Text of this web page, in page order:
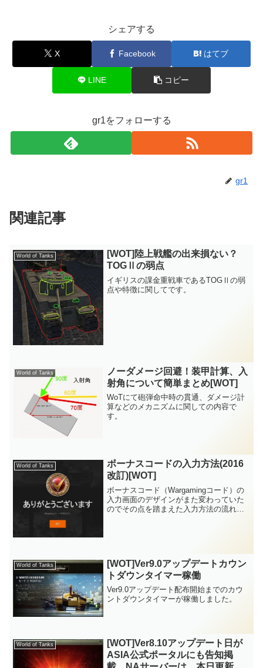
シェアする
X Facebook はてブ
LINE コピー
gr1をフォローする
gr1
関連記事
World of Tanks
[WOT]陸上戦艦の出来損ない？
TOGⅡの弱点
イギリスの課金重戦車であるTOGⅡの弱
点や特徴に関してです。
World of Tanks
ノーダメージ回避！装甲計算、入
射角について簡単まとめ[WOT]
WoTにて砲弾命中時の貫通、ダメージ計
算などのメカニズムに関しての内容で
す。
World of Tanks
ボーナスコードの入力方法(2016
改訂)[WOT]
ボーナスコード（Wargamingコード）の
入力画面のデザインがまた変わっていた
のでその点を踏まえた入力方法の流れで
World of Tanks
[WOT]Ver9.0アップデートカウン
トダウンタイマー稼働
Ver9.0アップデート配布開始までのカウ
ントダウンタイマーが稼働しました。
World of Tanks
[WOT]Ver8.10アップデート日が
ASIA公式ポータルにも告知掲